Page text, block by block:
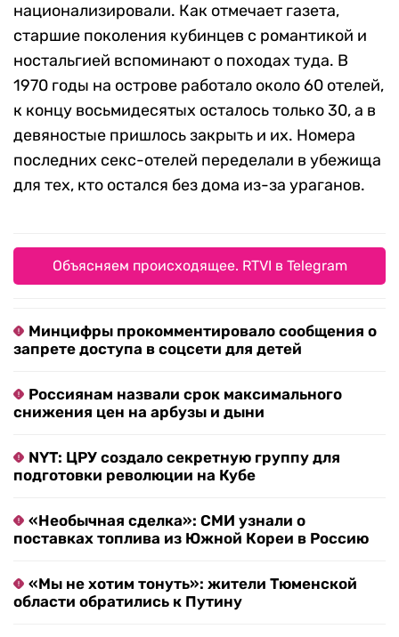
национализировали. Как отмечает газета,
старшие поколения кубинцев с романтикой и
ностальгией вспоминают о походах туда. В
1970 годы на острове работало около 60 отелей,
к концу восьмидесятых осталось только 30, а в
девяностые пришлось закрыть и их. Номера
последних секс-отелей переделали в убежища
для тех, кто остался без дома из-за ураганов.
Объясняем происходящее. RTVI в Telegram
Минцифры прокомментировало сообщения о
запрете доступа в соцсети для детей
Россиянам назвали срок максимального
снижения цен на арбузы и дыни
NYT: ЦРУ создало секретную группу для
подготовки революции на Кубе
«Необычная сделка»: СМИ узнали о
поставках топлива из Южной Кореи в Россию
«Мы не хотим тонуть»: жители Тюменской
области обратились к Путину